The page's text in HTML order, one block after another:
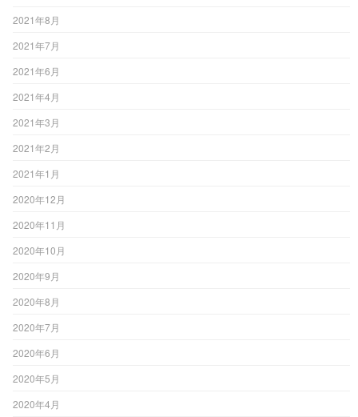
2021年8月
2021年7月
2021年6月
2021年4月
2021年3月
2021年2月
2021年1月
2020年12月
2020年11月
2020年10月
2020年9月
2020年8月
2020年7月
2020年6月
2020年5月
2020年4月